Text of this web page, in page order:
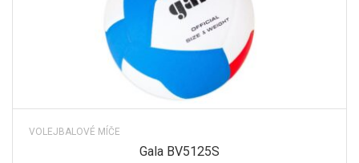
VOLEJBALOVÉ MÍČE
Gala BV5125S